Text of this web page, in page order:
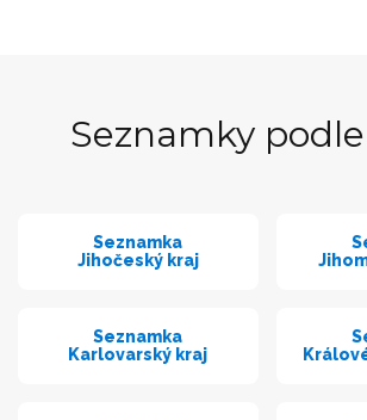
Seznamky
Seznamka
Jihočeský kraj
Seznamka
Karlovarský kraj